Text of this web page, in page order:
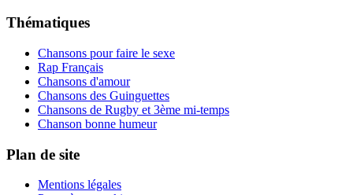
Thématiques
Chansons pour faire le sexe
Rap Français
Chansons d'amour
Chansons des Guinguettes
Chansons de Rugby et 3ème mi-temps
Chanson bonne humeur
Plan de site
Mentions légales